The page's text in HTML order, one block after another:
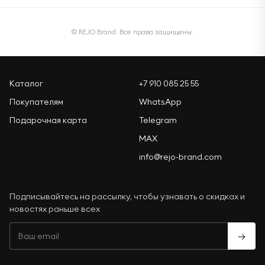
© REJO Brand. Все права защищены.
Каталог
Покупателям
Подарочная карта
+7 910 085 25 55
WhatsApp
Telegram
MAX
info@rejo-brand.com
Подписывайтесь на рассылку, чтобы узнавать о скидках и
новостях раньше всех
→